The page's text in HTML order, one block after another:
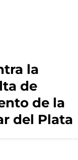
la
de
de la
del Plata